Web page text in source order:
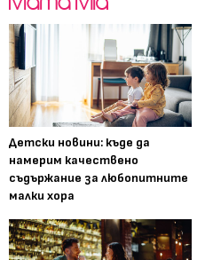
Детски новини: къде да
намерим качествено
съдържание за любопитните
малки хора